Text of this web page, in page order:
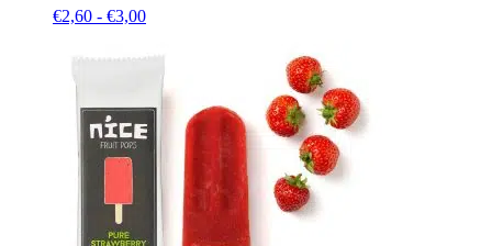
€2,60 - €3,00Prijsklasse:
tot
€3,00